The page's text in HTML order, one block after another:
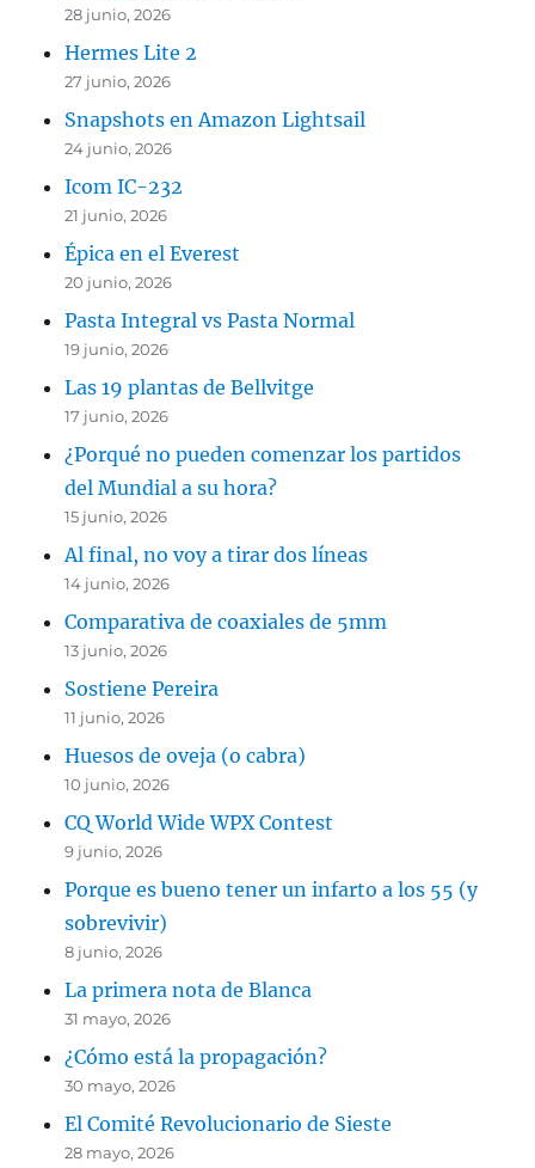
28 junio, 2026
Hermes Lite 2
27 junio, 2026
Snapshots en Amazon Lightsail
24 junio, 2026
Icom IC-232
21 junio, 2026
Épica en el Everest
20 junio, 2026
Pasta Integral vs Pasta Normal
19 junio, 2026
Las 19 plantas de Bellvitge
17 junio, 2026
¿Porqué no pueden comenzar los partidos
del Mundial a su hora?
15 junio, 2026
Al final, no voy a tirar dos líneas
14 junio, 2026
Comparativa de coaxiales de 5mm
13 junio, 2026
Sostiene Pereira
11 junio, 2026
Huesos de oveja (o cabra)
10 junio, 2026
CQ World Wide WPX Contest
9 junio, 2026
Porque es bueno tener un infarto a los 55 (y
sobrevivir)
8 junio, 2026
La primera nota de Blanca
31 mayo, 2026
¿Cómo está la propagación?
30 mayo, 2026
El Comité Revolucionario de Sieste
28 mayo, 2026